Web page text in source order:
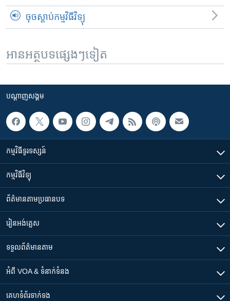
ចុចស្តាប់កម្មវិធីវិទ្យុ
អានអត្ថបទផ្សេងៗទៀត
បណ្តាញ​សង្គម
កម្មវិធី​ទូរទស្សន៍
កម្មវិធី​វិទ្យុ
ព័ត៌មាន​តាមប្រធានបទ​
រៀន​​អង់គ្លេស
ទទួល​ព័ត៌មាន​តាម
អំពី​ VOA & ទំនាក់ទំនង
គេហទំព័រ​​ទាក់ទង